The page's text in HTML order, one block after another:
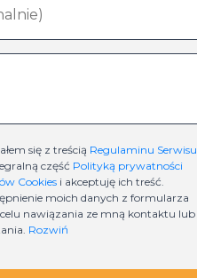
się z treścią Regulaminu Serwisu
część Polityką prywatności
Cookies i akceptuję ich treść.
moich danych z formularza
nawiązania ze mną kontaktu lub
Rozwiń